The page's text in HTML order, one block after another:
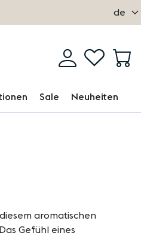
de
Mein
Konto
Einloggen
My
Wishlist
Sale Neuheiten
aromatischen
Gefühl eines